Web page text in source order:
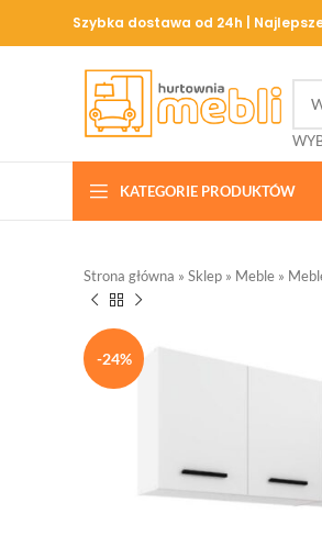
Szybka dostawa od 24h |
KATEGORIE PRODUKTÓW
Strona główna » Sklep » Meble »
-24%